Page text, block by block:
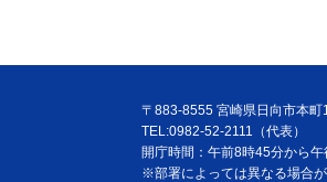
〒883-8555 宮崎県日向市本町
TEL:0982-52-2111（代表）
開庁時間：午前8時45分から
※部署によっては異なる場合が